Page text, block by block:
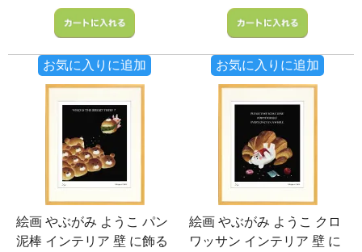
お気に入りに追加 お気に入りに追加
絵画 やぶがみ ようこ パン
泥棒 インテリア 壁 に飾る
絵画 やぶがみ ようこ クロ
ワッサン インテリア 壁 に